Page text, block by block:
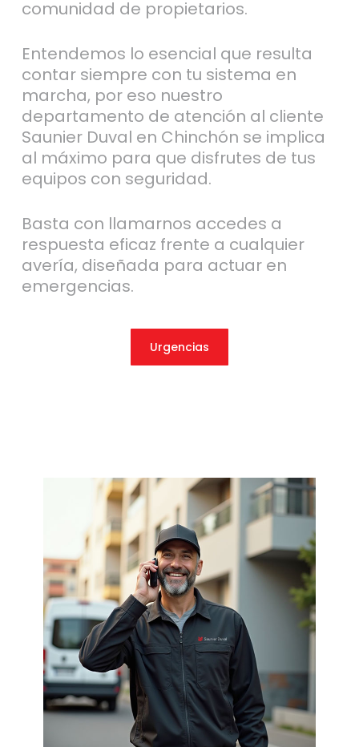
comunidad de propietarios.
Entendemos lo esencial que resulta
contar siempre con tu sistema en
marcha, por eso nuestro
departamento de atención al cliente
Saunier Duval en Chinchón se implica
al máximo para que disfrutes de tus
equipos con seguridad.
Basta con llamarnos accedes a
respuesta eficaz frente a cualquier
avería, diseñada para actuar en
emergencias.
Urgencias